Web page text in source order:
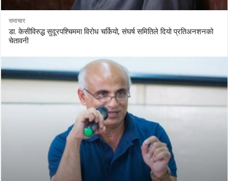
समाचार
डा. केसीविरुद्ध सुदूरपश्चिममा विरोध चर्कियो, संघर्ष समितिले दियो प्रतिअनशनको
चेतावनी